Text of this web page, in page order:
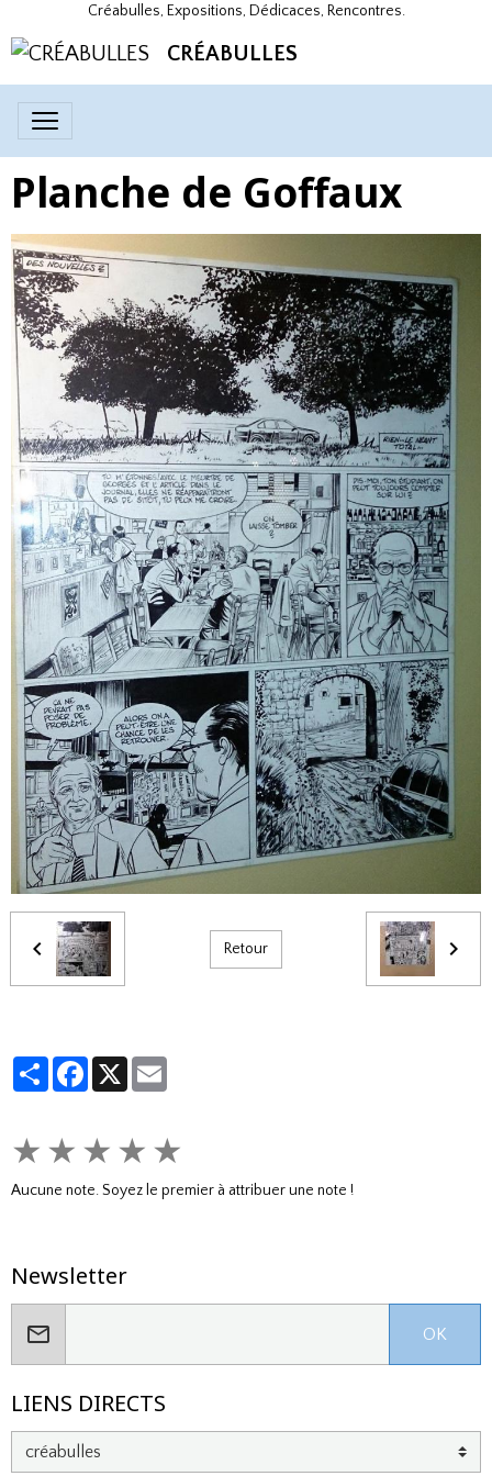
Créabulles, Expositions, Dédicaces, Rencontres.
CRÉABULLES
Planche de Goffaux
Retour
PartagerFacebook
X
★ ★ ★ ★ ★
Aucune note. Soyez le premier à attribuer une note !
Newsletter
OK
LIENS DIRECTS